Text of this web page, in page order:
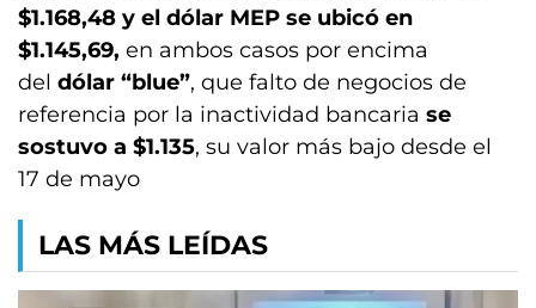
$1.168,48 y el dólar MEP se ubicó en
$1.145,69, en ambos casos por encima
del dólar “blue”, que falto de negocios de
referencia por la inactividad bancaria se
sostuvo a $1.135, su valor más bajo desde el
17 de mayo
LAS MÁS LEÍDAS